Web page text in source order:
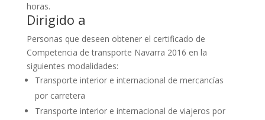
horas.
Dirigido a
Personas que deseen obtener el certificado de
Competencia de transporte Navarra 2016 en la
siguientes modalidades:
Transporte interior e internacional de mercancías
por carretera
Transporte interior e internacional de viajeros por